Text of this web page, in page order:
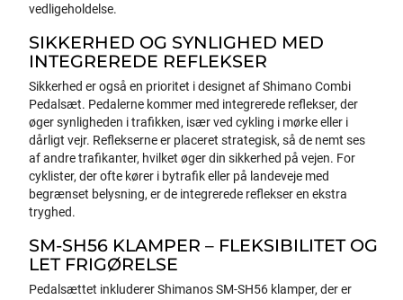
vedligeholdelse.
SIKKERHED OG SYNLIGHED MED
INTEGREREDE REFLEKSER
Sikkerhed er også en prioritet i designet af Shimano Combi
Pedalsæt. Pedalerne kommer med integrerede reflekser, der
øger synligheden i trafikken, især ved cykling i mørke eller i
dårligt vejr. Reflekserne er placeret strategisk, så de nemt ses
af andre trafikanter, hvilket øger din sikkerhed på vejen. For
cyklister, der ofte kører i bytrafik eller på landeveje med
begrænset belysning, er de integrerede reflekser en ekstra
tryghed.
SM-SH56 KLAMPER – FLEKSIBILITET OG
LET FRIGØRELSE
Pedalsættet inkluderer Shimanos SM-SH56 klamper, der er